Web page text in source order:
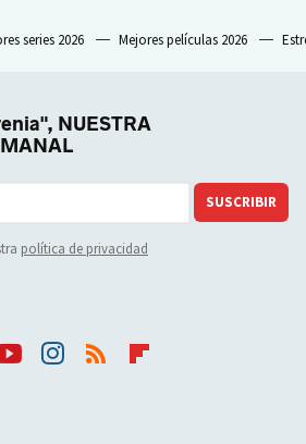
series 2026 Mejores películas 2026
NUESTRA
SUSCRIBIR
política de privacidad